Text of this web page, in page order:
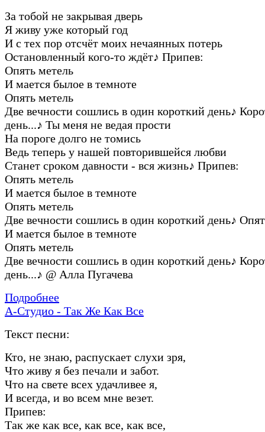
За тобой не закрывая дверь
Я живу уже который год
И с тех пор отсчёт моих нечаянных потерь
Остановленный кого-то ждёт♪ Припев:
Опять метель
И мается былое в темноте
Опять метель
Две вечности сошлись в один короткий день♪
день...♪ Ты меня не ведая прости
На пороге долго не томись
Ведь теперь у нашей повторившейся любви
Станет сроком давности - вся жизнь♪ Припев:
Опять метель
И мается былое в темноте
Опять метель
Две вечности сошлись в один короткий день♪
И мается былое в темноте
Опять метель
Две вечности сошлись в один короткий день♪
день...♪ @ Алла Пугачева
Подробнее
А-Студио - Так Же Как Все
Текст песни:
Кто, не знаю, распускает слухи зря,
Что живу я без печали и забот.
Что на свете всех удачливее я,
И всегда, и во всем мне везет.
Припев:
Так же как все, как все, как все,